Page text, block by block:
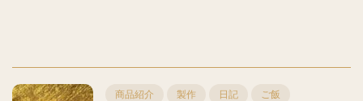
商品紹介 製作 日記 ご飯